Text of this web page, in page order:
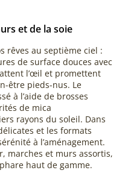
et de la soie
rêves au septième ciel :
de surface douces avec
l’œil et promettent
être pieds-nus. Le
à l’aide de brosses
de mica
rayons du soleil. Dans
et les formats
à l’aménagement.
marches et murs assortis,
haut de gamme.